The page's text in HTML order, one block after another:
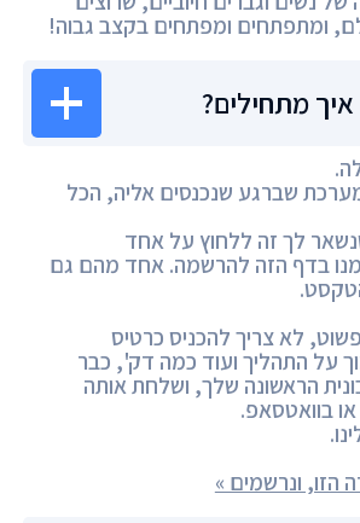
ומתפתחים ומפתחים בקצב גבוה!
איך מתחילים?
שברגע שנכנסים אליה, הכל
לך זה ללחוץ על אחד
בדף הזה להרשמה. אחד מהם גם
לא צריך להכניס כרטיס
על התהליך ועוד כמה דק', כבר
הראשונה שלך, ושלחת אותה
בוואטסאפ.
הזו, ונרשמים »